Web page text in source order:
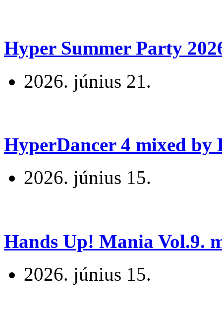
Hyper Summer Party
2026. június 21.
HyperDancer 4 mixed by
2026. június 15.
Hands Up! Mania Vol.9.
2026. június 15.